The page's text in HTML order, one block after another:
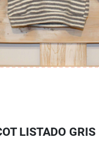
LISTADO GRIS